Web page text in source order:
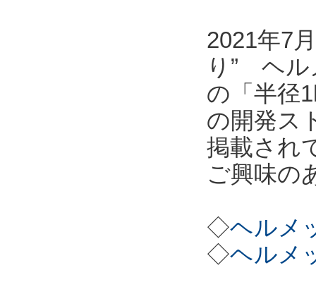
2021年7
り” ヘル
の「半径
の開発ス
掲載され
ご興味の
◇ヘルメ
◇ヘルメ